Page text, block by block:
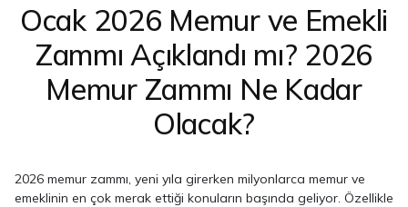
Ocak 2026 Memur ve Emekli
Zammı Açıklandı mı? 2026
Memur Zammı Ne Kadar
Olacak?
2026 memur zammı, yeni yıla girerken milyonlarca memur ve
emeklinin en çok merak ettiği konuların başında geliyor. Özellikle